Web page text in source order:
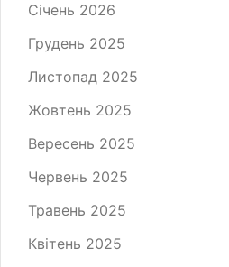
Січень 2026
Грудень 2025
Листопад 2025
Жовтень 2025
Вересень 2025
Червень 2025
Травень 2025
Квітень 2025